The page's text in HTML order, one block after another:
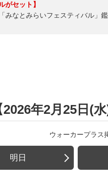
がセット】
みなとみらいフェスティバル」
年2月25日(水)
ウォーカープラス
明日